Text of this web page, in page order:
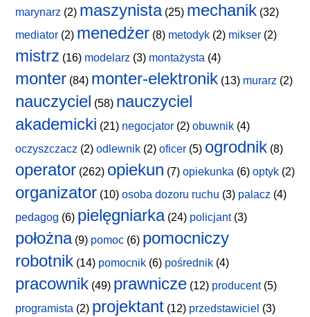
marynarz (2) maszynista(25) mechanik (32)
mediator (2) menedżer (8) metodyk (2) mikser (2)
mistrz (16) modelarz (3) montażysta (4)
monter (84) monter-elektronik (13) murarz (2)
nauczyciel (58) nauczyciel
akademicki (21) negocjator (2) obuwnik (4)
oczyszczacz (2) odlewnik (2) oficer (5) ogrodnik (8)
operator (262) opiekun (7) opiekunka (6) optyk (2)
organizator (10) osoba dozoru ruchu (3) palacz (4)
pedagog (6) pielęgniarka(24) policjant(3)
położna(9) pomoc (6) pomocniczy
robotnik (14) pomocnik (6) pośrednik (4)
pracownik (49) prawnicze (12) producent(5)
programista (2) projektant (12) przedstawiciel (3)